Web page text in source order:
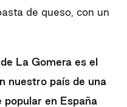
de queso, con un
La Gomera es el
nuestro país de una
en España